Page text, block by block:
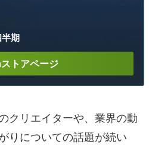
期
トアページ
クリエイターや、業界の動
りについての話題が続い